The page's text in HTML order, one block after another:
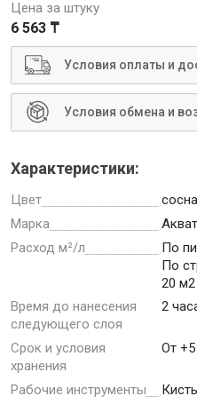
Цена за штуку
6 563 ₸
Условия оплаты и
Условия обмена и
Характеристики:
Цвет
сосна
Марка
Расход м²/л
По
По
20 м2
Время до нанесения
следующего слоя
2
Срок и условия
хранения
От
Рабочие инструменты
Специализированный
Пистолеты для ремонта
Инструмент для
Ещё 2